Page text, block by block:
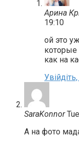
Арина
19:10
ой это
как на
SaraKonnor
А на фото